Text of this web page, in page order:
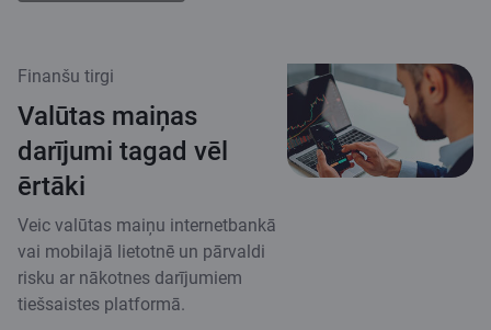
Finanšu tirgi
Valūtas maiņas
darījumi tagad vēl
ērtāki
Veic valūtas maiņu internetbankā
vai mobilajā lietotnē un pārvaldi
risku ar nākotnes darījumiem
tiešsaistes platformā.